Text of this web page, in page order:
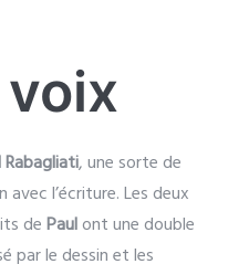
voix
, une sorte de
l’écriture. Les deux
dePaulont une double
par le dessin et les